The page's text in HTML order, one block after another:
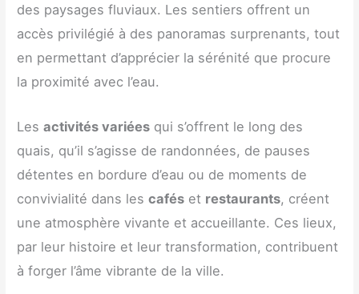
des paysages fluviaux. Les sentiers offrent un
accès privilégié à des panoramas surprenants, tout
en permettant d’apprécier la sérénité que procure
la proximité avec l’eau.
Lesactivités variées qui s’offrent le long des
quais, qu’il s’agisse de randonnées, de pauses
détentes en bordure d’eau ou de moments de
convivialité dans lescafés et restaurants, créent
une atmosphère vivante et accueillante. Ces lieux,
par leur histoire et leur transformation, contribuent
à forger l’âme vibrante de la ville.